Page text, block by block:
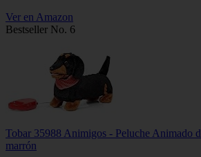
Ver en Amazon
Bestseller No. 6
Tobar 35988 Animigos - Peluche Animado
marrón